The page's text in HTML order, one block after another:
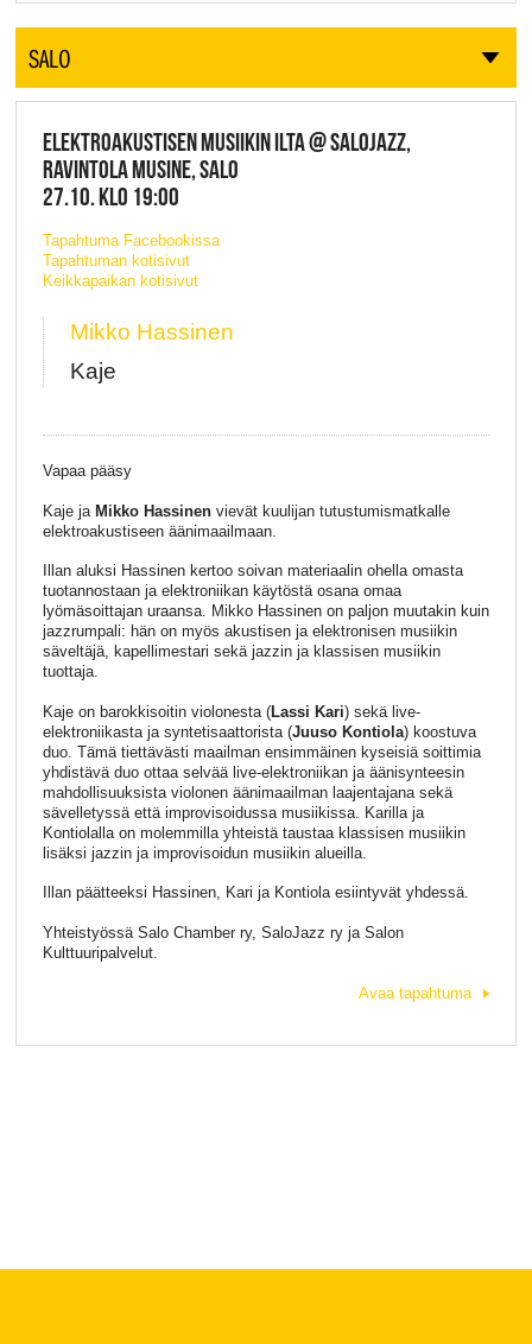
SALO
ELEKT­ROA­KUS­TI­SEN MUSIIKIN ILTA @ SALOJAZZ,
RAVINTOLA MUSINE, SALO
27.10. KLO 19:00
Tapahtuma Facebookissa
Tapahtuman kotisivut
Keikkapaikan kotisivut
Mikko Hassinen
Kaje
Vapaa pääsy
Kaje ja Mikko Hassinenvievät kuulijan tutustumismatkalle
elektroakustiseen äänimaailmaan.
Illan aluksi Hassinen kertoo soivan materiaalin ohella omasta
tuotannostaan ja elektroniikan käytöstä osana omaa
lyömäsoittajan uraansa. Mikko Hassinen on paljon muutakin kuin
jazzrumpali: hän on myös akustisen ja elektronisen musiikin
säveltäjä, kapellimestari sekä jazzin ja klassisen musiikin
tuottaja.
Kaje on barokkisoitin violonesta (Lassi Kari) sekä live-
elektroniikasta ja syntetisaattorista (Juuso Kontiola) koostuva
duo. Tämä tiettävästi maailman ensimmäinen kyseisiä soittimia
yhdistävä duo ottaa selvää live-elektroniikan ja äänisynteesin
mahdollisuuksista violonen äänimaailman laajentajana sekä
sävelletyssä että improvisoidussa musiikissa. Karilla ja
Kontiolalla on molemmilla yhteistä taustaa klassisen musiikin
lisäksi jazzin ja improvisoidun musiikin alueilla.
Illan päätteeksi Hassinen, Kari ja Kontiola esiintyvät yhdessä.
Yhteistyössä Salo Chamber ry, SaloJazz ry ja Salon
Kulttuuripalvelut.
Avaa tapahtuma